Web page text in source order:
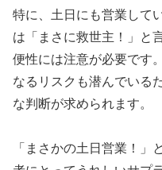
特に、土日にも営業して
は「まさに救世主！」と
便性には注意が必要です
なるリスクも潜んでいる
な判断が求められます。
「まさかの土日営業！」